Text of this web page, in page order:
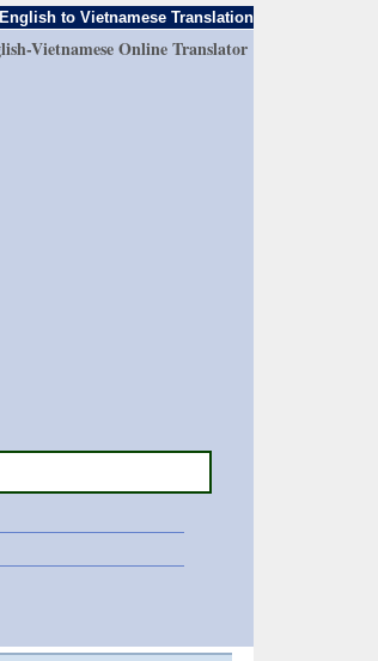
to Vietnamese Translation
Vietnamese Online Translator